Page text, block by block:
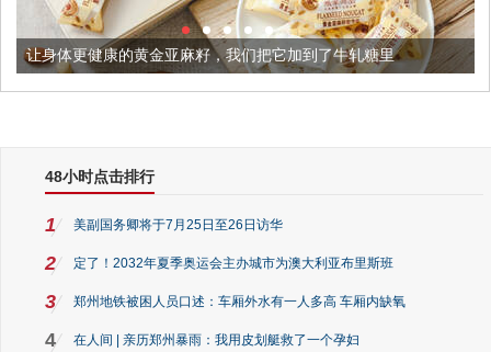
的黄金亚麻籽，我们把它加到了牛轧糖里 被列入佛家七
48小时点击排行
1 美副国务卿将于7月25日至26日访华
2 定了！2032年夏季奥运会主办城市为澳大利亚布里斯班
3 郑州地铁被困人员口述：车厢外水有一人多高 车厢内缺氧
4 在人间 | 亲历郑州暴雨：我用皮划艇救了一个孕妇